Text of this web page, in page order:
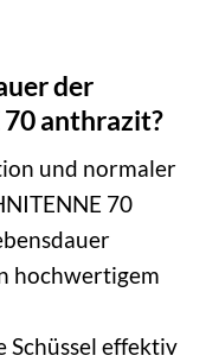
der
70 anthrazit?
und normaler
70
hochwertigem
Schüssel effektiv